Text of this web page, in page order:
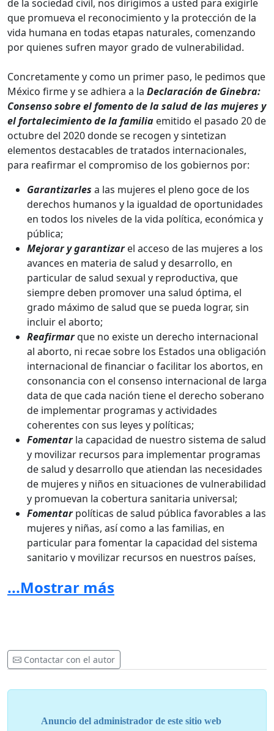
de la sociedad civil, nos dirigimos a usted para exigirle
que promueva el reconocimiento y la protección de la
vida humana en todas etapas naturales, comenzando
por quienes sufren mayor grado de vulnerabilidad.
Concretamente y como un primer paso, le pedimos que
México firme y se adhiera a la Declaración de Ginebra:
Consenso sobre el fomento de la salud de las mujeres y
el fortalecimiento de la familia emitido el pasado 20 de
octubre del 2020 donde se recogen y sintetizan
elementos destacables de tratados internacionales,
para reafirmar el compromiso de los gobiernos por:
Garantizarles a las mujeres el pleno goce de los
derechos humanos y la igualdad de oportunidades
en todos los niveles de la vida política, económica y
pública;
Mejorar y garantizarel acceso de las mujeres a los
avances en materia de salud y desarrollo, en
particular de salud sexual y reproductiva, que
siempre deben promover una salud óptima, el
grado máximo de salud que se pueda lograr, sin
incluir el aborto;
Reafirmarque no existe un derecho internacional
al aborto, ni recae sobre los Estados una obligación
internacional de financiar o facilitar los abortos, en
consonancia con el consenso internacional de larga
data de que cada nación tiene el derecho soberano
de implementar programas y actividades
coherentes con sus leyes y políticas;
Fomentarla capacidad de nuestro sistema de salud
y movilizar recursos para implementar programas
de salud y desarrollo que atiendan las necesidades
de mujeres y niños en situaciones de vulnerabilidad
y promuevan la cobertura sanitaria universal;
Fomentarpolíticas de salud pública favorables a las
mujeres y niñas, así como a las familias, en
particular para fomentar la capacidad del sistema
sanitario y movilizar recursos en nuestros países,
Apoyarla función de la familia como la base de la
universales, reconociendo que individualmente
firme a favor de las mujeres mexicanas, y en
...Mostrar más
Contactar con el autor
Anuncio del administrador de este sitio web